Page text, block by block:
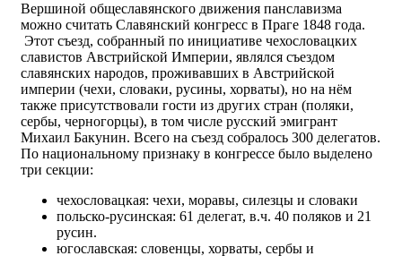
Вершиной общеславянского движения панславизма
можно считать Славянский конгресс в Праге 1848 года.
Этот съезд, собранный по инициативе чехословацких
славистов Австрийской Империи, являлся съездом
славянских народов, проживавших в Австрийской
империи (чехи, словаки, русины, хорваты), но на нём
также присутствовали гости из других стран (поляки,
сербы, черногорцы), в том числе русский эмигрант
Михаил Бакунин. Всего на съезд собралось 300 делегатов.
По национальному признаку в конгрессе было выделено
три секции:
чехословацкая: чехи, моравы, силезцы и словаки
польско-русинская: 61 делегат, в.ч. 40 поляков и 21
русин.
югославская: словенцы, хорваты, сербы и